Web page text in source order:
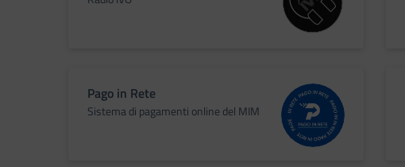
Pago in Rete
Sistema di pagamenti online del MIM